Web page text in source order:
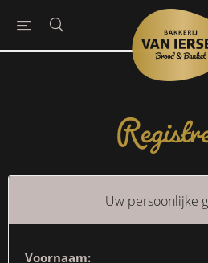
Uw persoonlijke
Voornaam: